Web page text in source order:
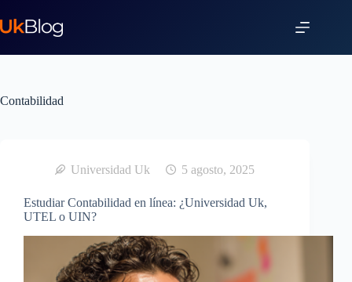
Contabilidad
Universidad Uk 5 agosto, 2025
Estudiar Contabilidad en línea: ¿Universidad Uk,
UTEL o UIN?